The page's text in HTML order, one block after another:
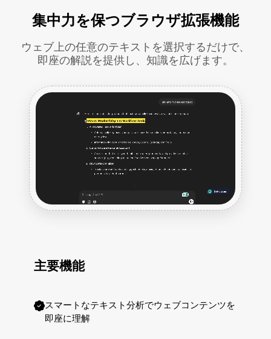
集中力を保つブラウザ拡張機能
ウェブ上の任意のテキストを選択するだけで、
即座の解説を提供し、知識を広げます。
主要機能
スマートなテキスト分析でウェブコンテンツを
即座に理解